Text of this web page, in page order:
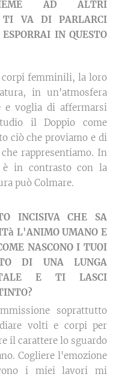
AD ALTRI
TI VA DI PARLARCI
IN QUESTO
corpi femminili, la loro
in un'atmosfera
e voglia di affermarsi
il Doppio come
ciò che proviamo e di
rappresentiamo. In
è in contrasto con la
può Colmare.
INCISIVA CHE SA
L'ANIMO UMANO E
NASCONO I TUOI
DI UNA LUNGA
E TI LASCI
soprattutto
volti e corpi per
il carattere lo sguardo
Cogliere l'emozione
i miei lavori mi